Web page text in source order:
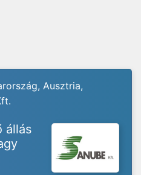
Ausztria,
állás